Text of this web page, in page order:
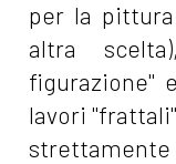
per la pittura
altra
figurazione"
lavori